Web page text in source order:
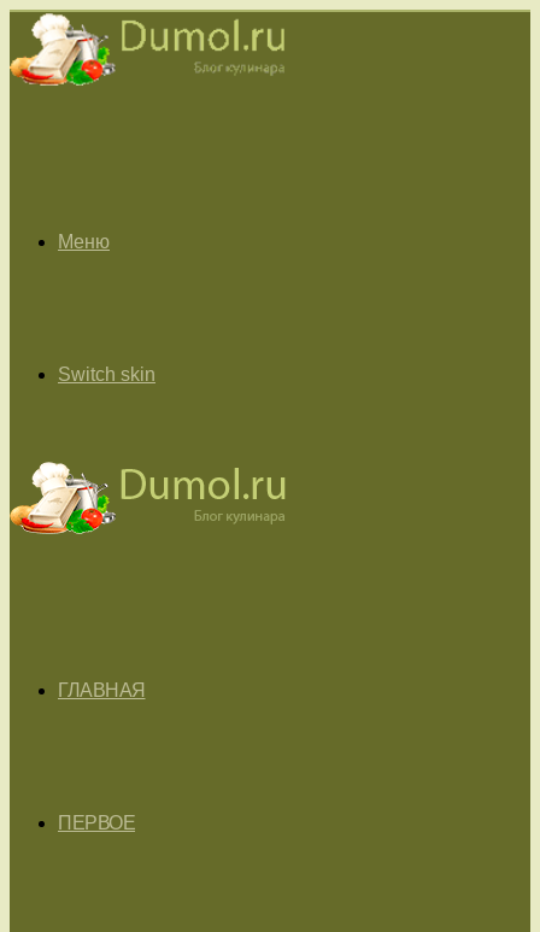
Меню
Switch skin
ГЛАВНАЯ
ПЕРВОЕ